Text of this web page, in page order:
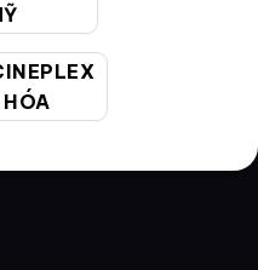
cả các ngày bao